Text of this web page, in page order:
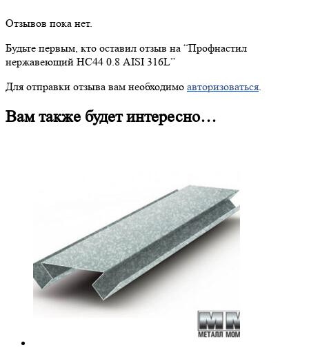
Отзывов пока нет.
Будьте первым, кто оставил отзыв на “Профнастил
нержавеющий НС44 0.8 AISI 316L”
Для отправки отзыва вам необходимо авторизоваться
Вам также будет интересно…